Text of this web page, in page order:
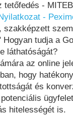
tetőfedés -
-
szakképzett
tudja a
láthatóságát?
az online
hogy
és
hitelességét is.